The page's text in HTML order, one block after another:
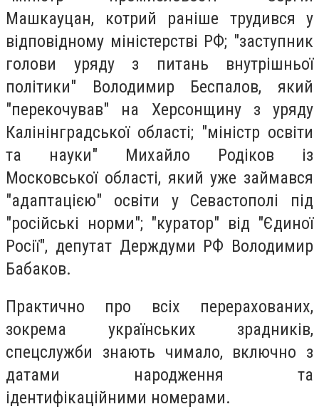
Машкауцан, котрий раніше трудився у
відповідному міністерстві РФ; "заступник
голови уряду з питань внутрішньої
політики" Володимир Беспалов, який
"перекочував" на Херсонщину з уряду
Калінінградської області; "міністр освіти
та науки" Михайло Родіков із
Московської області, який уже займався
"адаптацією" освіти у Севастополі під
"російські норми"; "куратор" від "Єдиної
Росії", депутат Держдуми РФ Володимир
Бабаков.
Практично про всіх перерахованих,
зокрема українських зрадників,
спецслужби знають чимало, включно з
датами народження та
ідентифікаційними номерами.